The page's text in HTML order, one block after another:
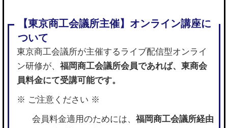
東京商工会議所が主催するライブ配信型オンライ
ン研修が、 福岡商工会議所会員であれば、東商会
員料金にて受講可能です。
※ ご注意ください ※
会員料金適用のためには、 福岡商工会議所経由